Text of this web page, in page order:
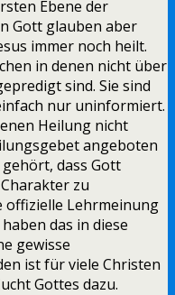
Ebene der
Gott glauben aber
immer noch heilt.
in denen nicht über
sind. Sie sind
nur uninformiert.
Heilung nicht
angeboten
dass Gott
zu
offizielle Lehrmeinung
das in diese
gewisse
ist für viele Christen
Gottes dazu.